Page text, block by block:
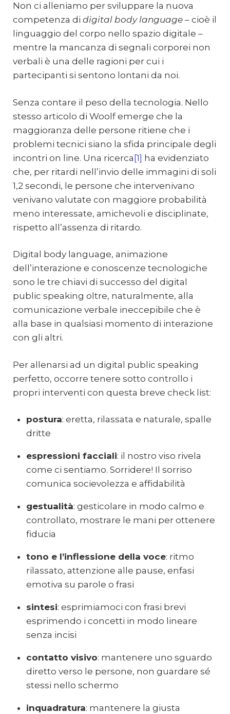
Non ci alleniamo per sviluppare la nuova
competenza di digital body language – cioè il
linguaggio del corpo nello spazio digitale –
mentre la mancanza di segnali corporei non
verbali è una delle ragioni per cui i
partecipanti si sentono lontani da noi.
Senza contare il peso della tecnologia. Nello
stesso articolo di Woolf emerge che la
maggioranza delle persone ritiene che i
problemi tecnici siano la sfida principale degli
incontri on line. Una ricerca[1] ha evidenziato
che, per ritardi nell’invio delle immagini di soli
1,2 secondi, le persone che intervenivano
venivano valutate con maggiore probabilità
meno interessate, amichevoli e disciplinate,
rispetto all’assenza di ritardo.
Digital body language, animazione
dell’interazione e conoscenze tecnologiche
sono le tre chiavi di successo del digital
public speaking oltre, naturalmente, alla
comunicazione verbale ineccepibile che è
alla base in qualsiasi momento di interazione
con gli altri.
Per allenarsi ad un digital public speaking
perfetto, occorre tenere sotto controllo i
propri interventi con questa breve check list:
postura: eretta, rilassata e naturale, spalle
dritte
espressioni facciali: il nostro viso rivela
come ci sentiamo. Sorridere! Il sorriso
comunica socievolezza e affidabilità
gestualità: gesticolare in modo calmo e
controllato, mostrare le mani per ottenere
fiducia
tono e l’inflessione della voce: ritmo
rilassato, attenzione alle pause, enfasi
emotiva su parole o frasi
sintesi: esprimiamoci con frasi brevi
esprimendo i concetti in modo lineare
senza incisi
contatto visivo: mantenere uno sguardo
diretto verso le persone, non guardare sé
stessi nello schermo
inquadratura: mantenere la giusta